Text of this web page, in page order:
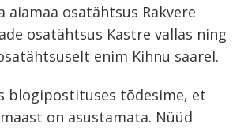
aiamaa osatähtsus Rakvere
osatähtsus Kastre vallas ning
enim Kihnu saarel.
blogipostituses tõdesime, et
on asustamata. Nüüd